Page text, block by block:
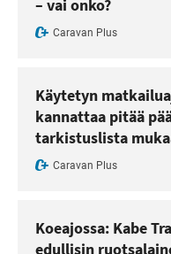
– vai onko?
Caravan Plus
Käytetyn
kannattaa pitää
tarkistuslista
Caravan Plus
Koeajossa: Kabe
edullisin